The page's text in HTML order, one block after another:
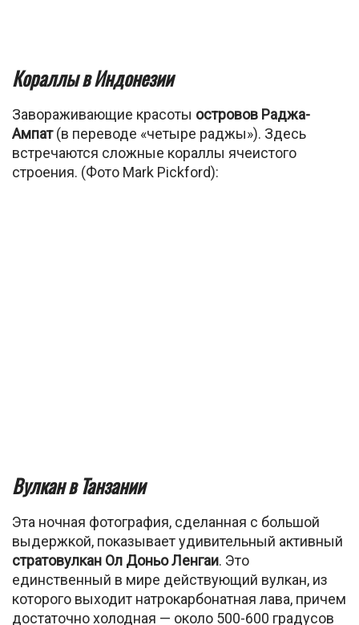
Кораллы в Индонезии
Завораживающие красоты островов Раджа-
Ампат(в переводе «четыре раджы»). Здесь
встречаются сложные кораллы ячеистого
строения. (Фото Mark Pickford):
Вулкан в Танзании
Эта ночная фотография, сделанная с большой
выдержкой, показывает удивительный активный
стратовулкан Ол Доньо Ленгаи. Это
единственный в мире действующий вулкан, из
которого выходит натрокарбонатная лава, причем
достаточно холодная — около 500-600 градусов